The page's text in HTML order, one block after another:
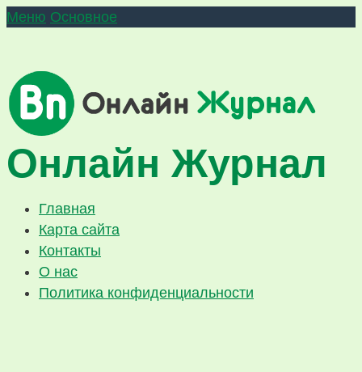
Меню Основное
Онлайн Журнал
Главная
Карта сайта
Контакты
О нас
Политика конфиденциальности